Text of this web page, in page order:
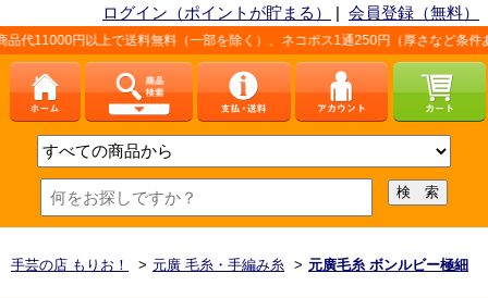
ログイン（ポイントが貯まる） | 会員登録（無料）
無料（一部を除く）、ネコポス1通250円（厚さなど条件あり）。詳しくは、
手芸の店 もりお！ > 元廣 毛糸・手編み糸 > 元廣毛糸 ボンルビー極細